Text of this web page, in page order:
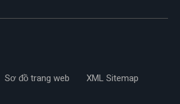
Sơ đồ trang web XML Sitemap